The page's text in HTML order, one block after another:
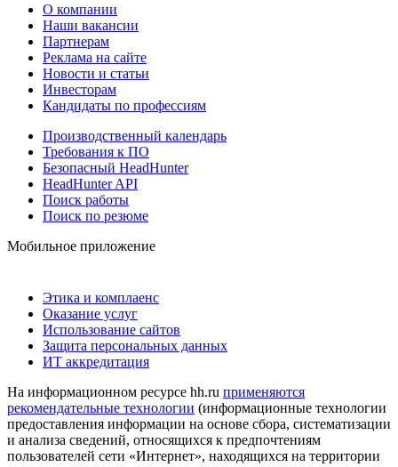
О компании
Наши вакансии
Партнерам
Реклама на сайте
Новости и статьи
Инвесторам
Кандидаты по профессиям
Производственный календарь
Требования к ПО
Безопасный HeadHunter
HeadHunter API
Поиск работы
Поиск по резюме
Мобильное приложение
Этика и комплаенс
Оказание услуг
Использование сайтов
Защита персональных данных
ИТ аккредитация
На информационном ресурсе hh.ru применяются
рекомендательные технологии (информационные технологии
предоставления информации на основе сбора, систематизации
и анализа сведений, относящихся к предпочтениям
пользователей сети «Интернет», находящихся на территории